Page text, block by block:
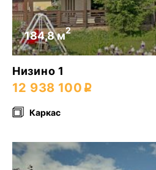
184,8 м2
Низино 1
12 938 100
Каркас